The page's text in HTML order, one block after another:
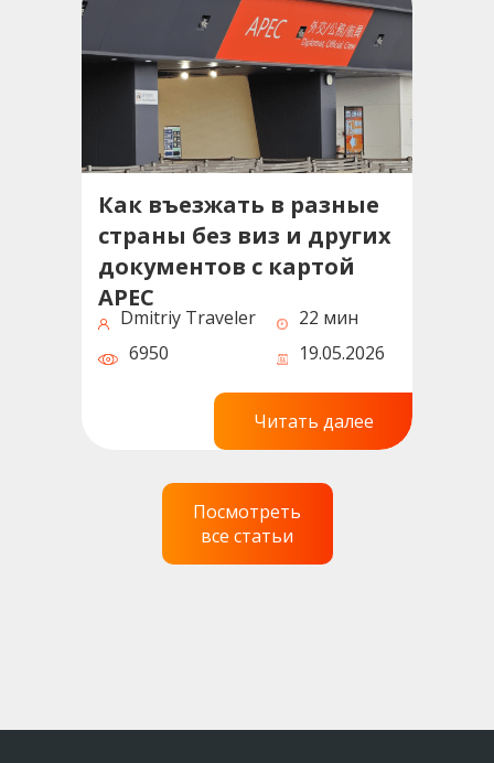
Как въезжать в разные
страны без виз и других
документов с картой
APEC
Dmitriy Traveler
22 мин
6950
19.05.2026
Читать далее
Посмотреть
все статьи